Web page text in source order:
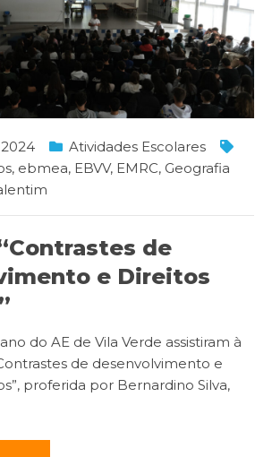
Atividades Escolares
, ebmea, EBVV, EMRC, Geografia
de
e Direitos
do AE de Vila Verde assistiram à
de desenvolvimento e
proferida por Bernardino Silva,